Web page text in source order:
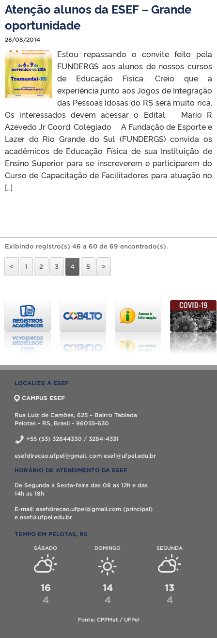
Atenção alunos da ESEF – Grande
oportunidade
28/08/2014
Estou repassando o convite feito pela
FUNDERGS aos alunos de nossos cursos
de Educação Física. Creio que a
experiência junto aos Jogos de Integração
das Pessoas Idosas do RS será muito rica.
Os interessados devem acessar o Edital. Mario R
Azevedo Jr Coord. Colegiado A Fundação de Esporte e
Lazer do Rio Grande do Sul (FUNDERGS) convida os
acadêmicos de Educação Física de sua Instituição de
Ensino Superior para se inscreverem e participarem do
Curso de Capacitação de Facilitadores para atuação no
[…]
Exibindo registro(s) 46 a 60 de 69 encontrado(s).
< 1 2 3 4 5 >
LOCALIZE A ESEF
CAMPUS ESEF
Rua Luiz de Camões, 625 – Bairro Tablada
Pelotas - RS, Brasil - 96055-630
+55 (53) 32844330 / 3284-4331
esefdirecao.ufpel@gmail. com esef@ufpel.edu.br
HORÁRIO DE ATENDIMENTO DA ESEF
De Segunda a Sexta-feira das 08 as 12h e das
14h as 18h
E-mail: esefdirecao.ufpel@gmail.com (principal)
e esef@ufpel.edu.br
TEMPO EM PELOTAS, RS
SÁBADO
16
4
DOMINGO
14
4
SEGUNDA
13
4
Fonte: CPPMet / UFPel